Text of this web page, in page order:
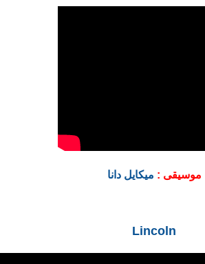
موسيقى : ميكايل دانا
Lincoln